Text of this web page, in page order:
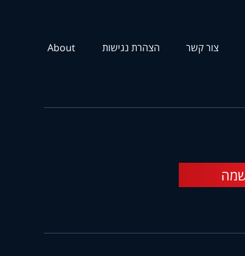
צור קשר הצהרת נגישות About